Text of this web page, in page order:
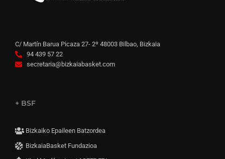
C/ Martín Barua Picaza 27- 2º 48003 Bilbao, Bizkaia
94 439 57 22
secretaria@bizkaiabasket.com
+ BSF
Bizkaiko Epaileen Batzordea
BizkaiaBasket Fundazioa